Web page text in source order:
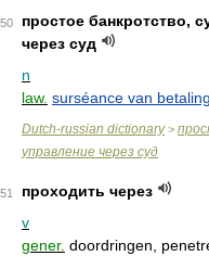
50
простое банкротство,
через суд
n
law. surséance van betaling
Dutch-russian dictionary>
управление через суд
51
проходить через
v
gener. doordringen,